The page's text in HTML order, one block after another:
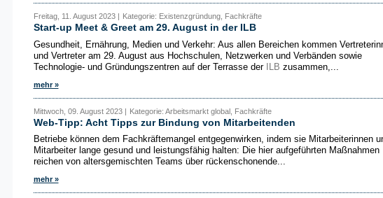
Freitag, 11. August 2023 | Kategorie: Existenzgründung, Fachkräfte
Start-up Meet & Greet am 29. August in der ILB
Gesundheit, Ernährung, Medien und Verkehr: Aus allen Bereichen kommen
und Vertreter am 29. August aus Hochschulen, Netzwerken und Verbänden sowie
Technologie- und Gründungszentren auf der Terrasse der
ILB zusammen,...
mehr »
Mittwoch, 09. August 2023 | Kategorie: Arbeitsmarkt global, Fachkräfte
Web-Tipp: Acht Tipps zur Bindung von Mitarbeitenden
Betriebe können dem Fachkräftemangel entgegenwirken, indem sie Mitarbeiterinnen
Mitarbeiter lange gesund und leistungsfähig halten: Die hier aufgeführten Maßnahmen
reichen von altersgemischten Teams über rückenschonende...
mehr »